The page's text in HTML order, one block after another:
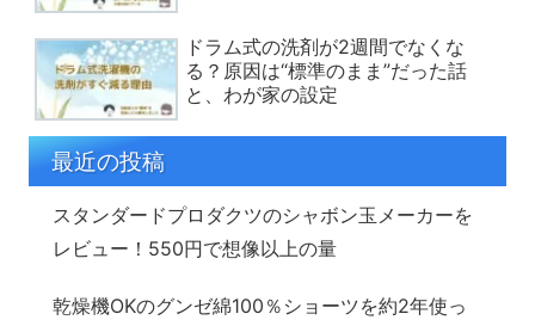
ドラム式の洗剤が2週間でなくな
る？原因は“標準のまま”だった話
と、わが家の設定
最近の投稿
スタンダードプロダクツのシャボン玉メーカーを
レビュー！550円で想像以上の量
乾燥機OKのグンゼ綿100％ショーツを約2年使っ